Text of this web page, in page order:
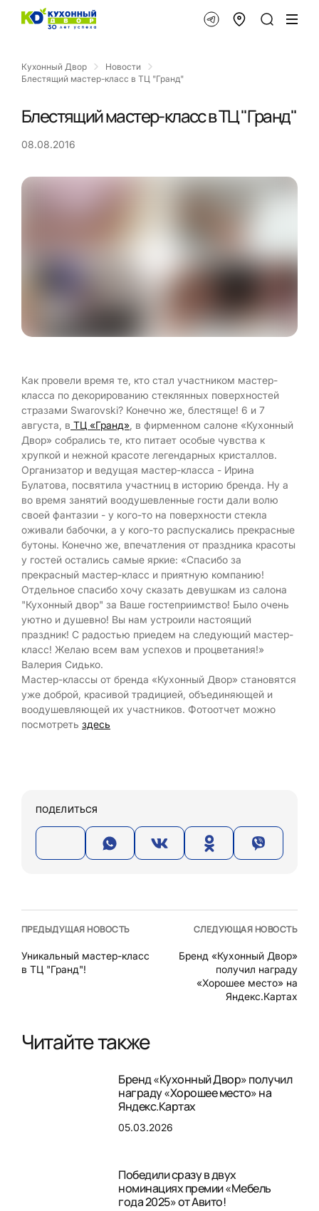
Кухонный Двор
Новости
Блестящий мастер-класс в ТЦ "Гранд"
Блестящий мастер-класс в ТЦ "Гранд"
08.08.2016
Как провели время те, кто стал участником мастер-
класса по декорированию стеклянных поверхностей
стразами Swarovski? Конечно же, блестяще! 6 и 7
августа, в ТЦ «Гранд» , в фирменном салоне «Кухонный
Двор» собрались те, кто питает особые чувства к
хрупкой и нежной красоте легендарных кристаллов.
Организатор и ведущая мастер-класса - Ирина
Булатова, посвятила участниц в историю бренда. Ну а
во время занятий воодушевленные гости дали волю
своей фантазии - у кого-то на поверхности стекла
оживали бабочки, а у кого-то распускались прекрасные
бутоны. Конечно же, впечатления от праздника красоты
у гостей остались самые яркие: «Спасибо за
прекрасный мастер-класс и приятную компанию!
Отдельное спасибо хочу сказать девушкам из салона
"Кухонный двор" за Ваше гостеприимство! Было очень
уютно и душевно! Вы нам устроили настоящий
праздник! С радостью приедем на следующий мастер-
класс! Желаю всем вам успехов и процветания!»
Валерия Сидько.
Мастер-классы от бренда «Кухонный Двор» становятся
уже доброй, красивой традицией, объединяющей и
воодушевляющей их участников. Фотоотчет можно
посмотреть здесь
ПОДЕЛИТЬСЯ
ПРЕДЫДУЩАЯ НОВОСТЬ
Уникальный мастер-класс
в ТЦ "Гранд"!
СЛЕДУЮЩАЯ НОВОСТЬ
Бренд «Кухонный Двор»
получил награду
«Хорошее место» на
Яндекс.Картах
Читайте также
Бренд «Кухонный Двор» получил
награду «Хорошее место» на
Яндекс.Картах
05.03.2026
Победили сразу в двух
номинациях премии «Мебель
года 2025» от Авито!